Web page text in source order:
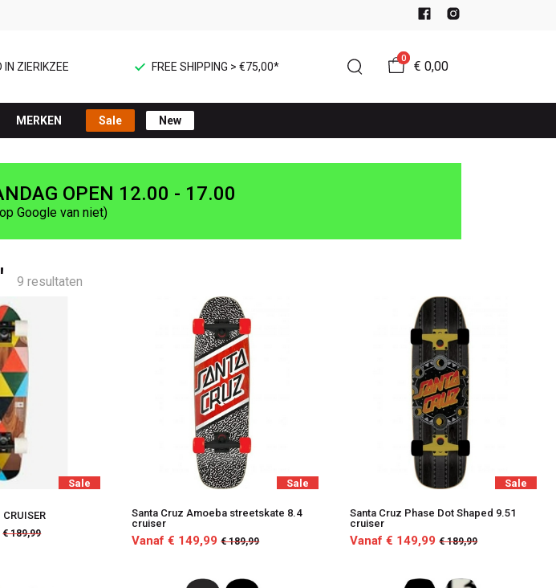
ZIERIKZEE FREE SHIPPING > €75,00*
0
€ 0,00
MERKEN Sale New
OPEN 12.00 - 17.00
Google van niet)
9 resultaten
Sale
€ 189,99
Sale
Santa Cruz Amoeba streetskate 8.4
cruiser
Vanaf € 149,99 € 189,99
Sale
Santa Cruz Phase Dot Shaped 9.51
cruiser
Vanaf € 149,99 € 189,99